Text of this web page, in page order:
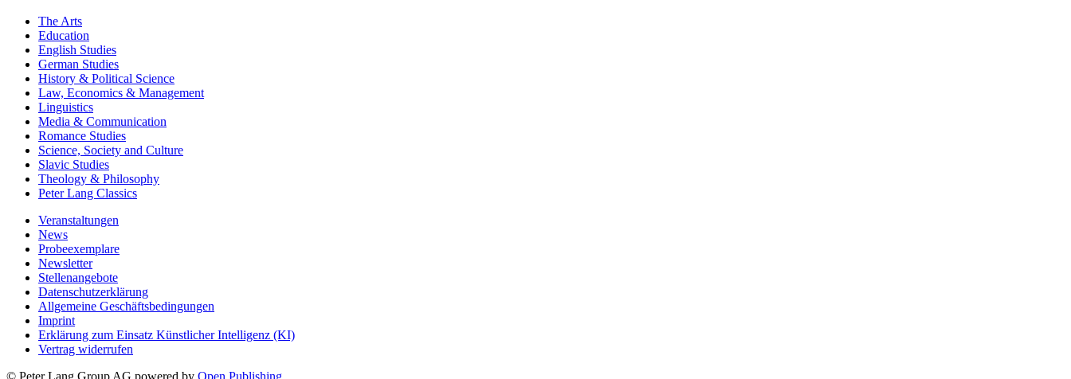
The Arts
Education
English Studies
German Studies
History & Political Science
Law, Economics & Management
Linguistics
Media & Communication
Romance Studies
Science, Society and Culture
Slavic Studies
Theology & Philosophy
Peter Lang Classics
Veranstaltungen
News
Probeexemplare
Newsletter
Stellenangebote
Datenschutzerklärung
Allgemeine Geschäftsbedingungen
Imprint
Erklärung zum Einsatz Künstlicher Intelligenz (KI)
Vertrag widerrufen